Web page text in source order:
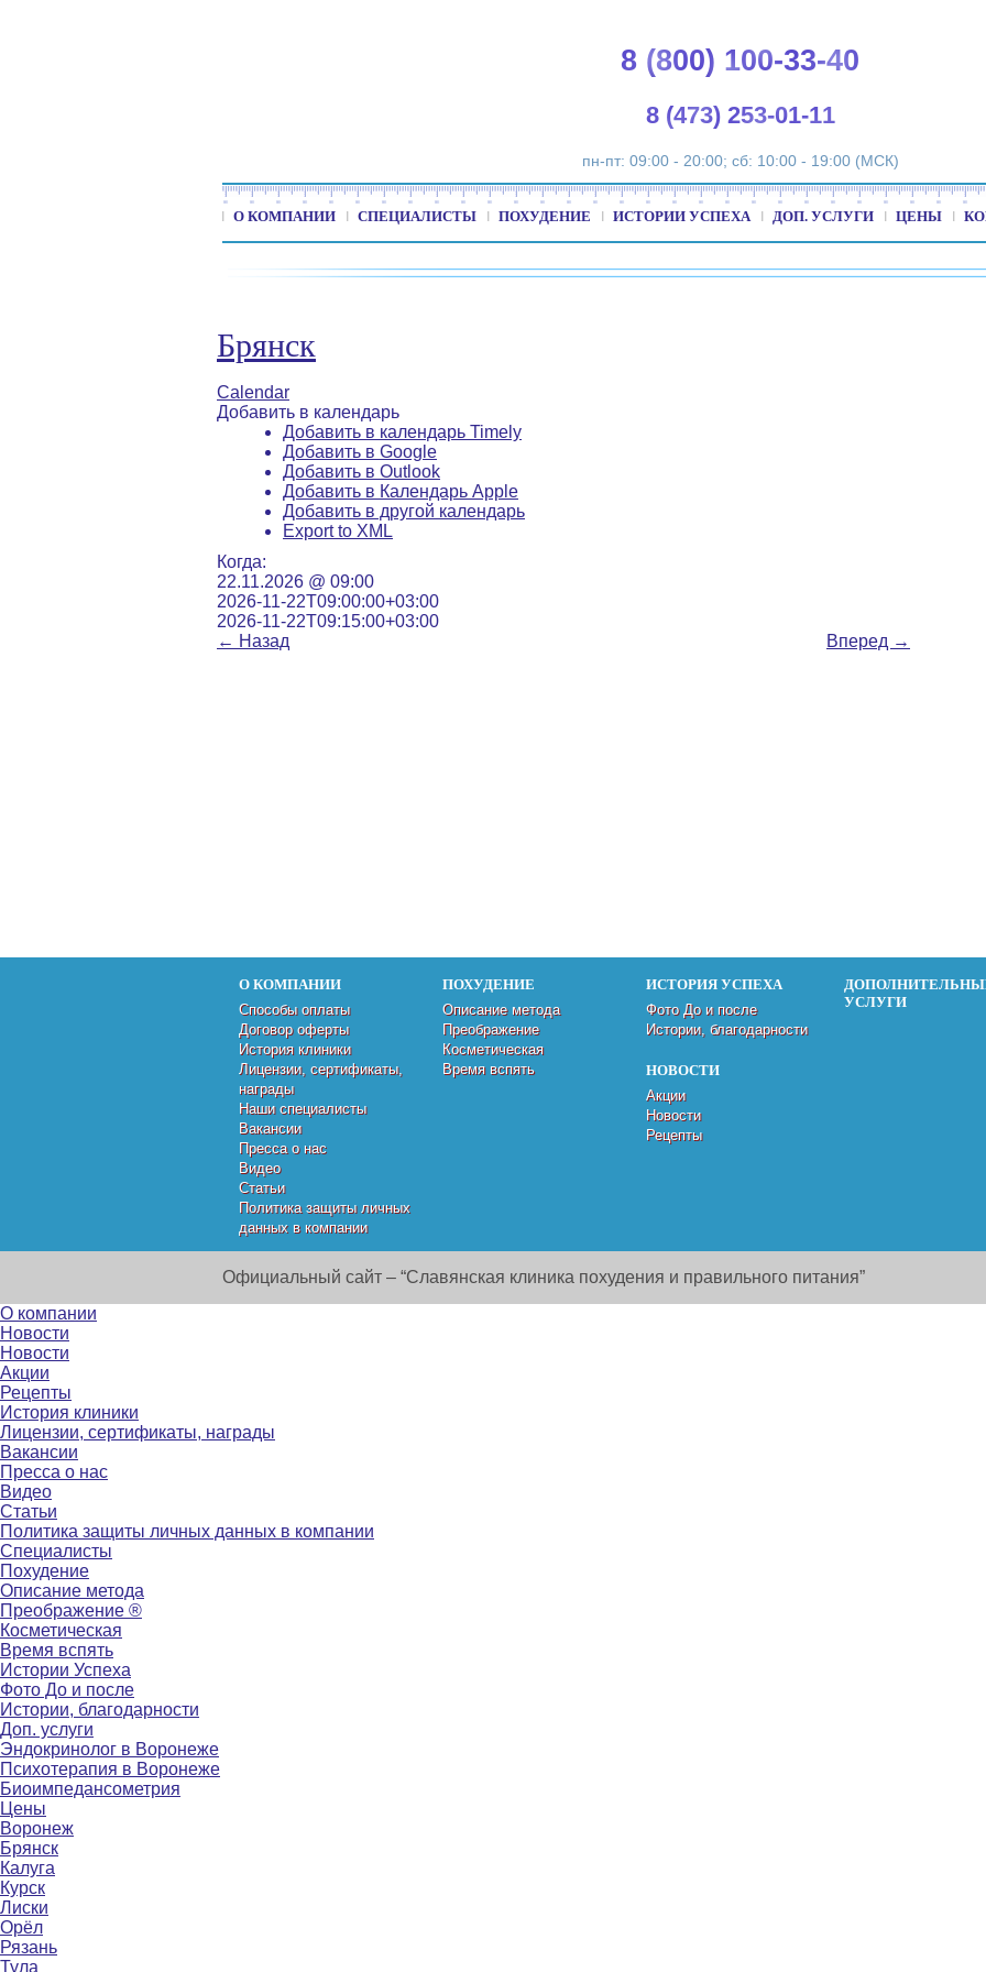
8 (800) 100-33-40
8 (473) 253-01-11
пн-пт: 09:00 - 20:00; сб: 10:00 - 19:00 (МСК)
О КОМПАНИИ СПЕЦИАЛИСТЫ ПОХУДЕНИЕ ИСТОРИИ УСПЕХА ДОП. УСЛУГИ ЦЕНЫ
Брянск
Calendar
Добавить в календарь
Добавить в календарь Timely
Добавить в Google
Добавить в Outlook
Добавить в Календарь Apple
Добавить в другой календарь
Export to XML
Когда:
22.11.2026 @ 09:00
2026-11-22T09:00:00+03:00
2026-11-22T09:15:00+03:00
← Назад Вперед →
О КОМПАНИИ
Способы оплаты
Договор оферты
История клиники
Лицензии, сертификаты,
награды
Наши специалисты
Вакансии
Пресса о нас
Видео
Статьи
Политика защиты личных
данных в компании
ПОХУДЕНИЕ
Описание метода
Преображение
Косметическая
Время вспять
ИСТОРИЯ УСПЕХА
Фото До и после
Истории, благодарности
НОВОСТИ
Акции
Новости
Рецепты
УСЛУГИ
Официальный сайт – “Славянская клиника похудения и правильного питания”
О компании
Новости
Новости
Акции
Рецепты
История клиники
Лицензии, сертификаты, награды
Вакансии
Пресса о нас
Видео
Статьи
Политика защиты личных данных в компании
Специалисты
Похудение
Описание метода
Преображение ®
Косметическая
Время вспять
Истории Успеха
Фото До и после
Истории, благодарности
Доп. услуги
Эндокринолог в Воронеже
Психотерапия в Воронеже
Биоимпедансометрия
Цены
Воронеж
Брянск
Калуга
Курск
Лиски
Орёл
Рязань
Тула